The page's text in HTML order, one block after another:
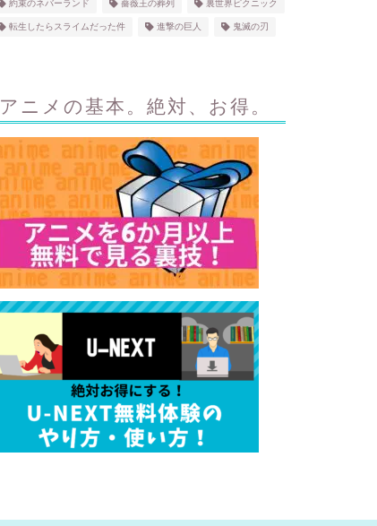
約束のネバーランド 薔薇王の葬列 裏世界ピクニック
転生したらスライムだった件 進撃の巨人 鬼滅の刃
アニメの基本。絶対、お得。